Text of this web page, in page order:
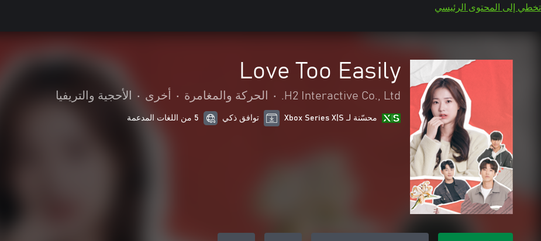
تخطي إلى المحتوى الرئيسي
Love Too Easily
H2 Interactive Co., Ltd.
• الحركة والمغامرة • أخرى • الأحجية والتريفيا
محسّنة لـ Xbox Series X|S توافق ذكي 5 من اللغات المدعمة